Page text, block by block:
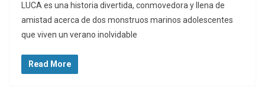
LUCA es una historia divertida, conmovedora y llena de
amistad acerca de dos monstruos marinos adolescentes
que viven un verano inolvidable
Read More